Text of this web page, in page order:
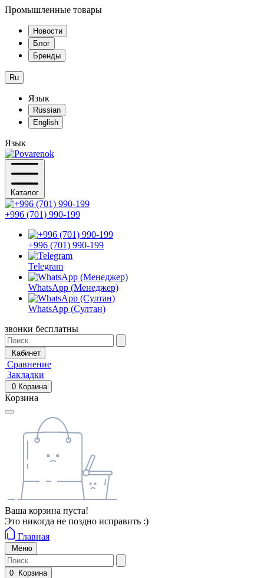
Промышленные товары
Новости
Блог
Бренды
Ru
Язык
Russian
English
Язык
Каталог
+996 (701) 990-199
+996 (701) 990-199
Telegram
WhatsApp (Менеджер)
WhatsApp (Султан)
звонки бесплатны
Кабинет
Сравнение
Закладки
0 Корзина
Корзина
Ваша корзина пуста!
Это никогда не поздно исправить :)
Главная
Меню
0 Корзина